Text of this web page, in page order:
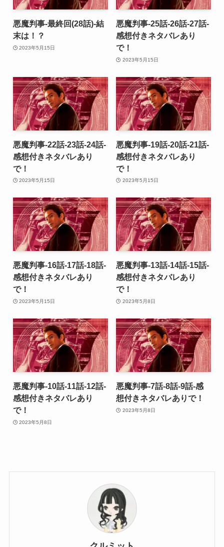
悪魔判事-最終回(28話)-結
末は！？
2023年5月15日
悪魔判事-25話-26話-27話-
感想付きネタバレあり
で！
2023年5月15日
悪魔判事-22話-23話-24話-
感想付きネタバレあり
で！
2023年5月15日
悪魔判事-19話-20話-21話-
感想付きネタバレあり
で！
2023年5月15日
悪魔判事-16話-17話-18話-
感想付きネタバレあり
で！
2023年5月15日
悪魔判事-13話-14話-15話-
感想付きネタバレあり
で！
2023年5月8日
悪魔判事-10話-11話-12話-
感想付きネタバレあり
で！
2023年5月8日
悪魔判事-7話-8話-9話-感
想付きネタバレありで！
2023年5月8日